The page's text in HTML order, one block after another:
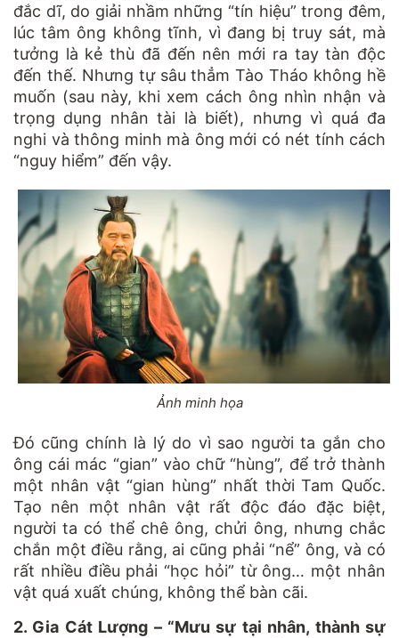
đắc dĩ, do giải nhầm những “tín hiệu” trong đêm,
lúc tâm ông không tĩnh, vì đang bị truy sát, mà
tưởng là kẻ thù đã đến nên mới ra tay tàn độc
đến thế. Nhưng tự sâu thẳm Tào Tháo không hề
muốn (sau này, khi xem cách ông nhìn nhận và
trọng dụng nhân tài là biết), nhưng vì quá đa
nghi và thông minh mà ông mới có nét tính cách
“nguy hiểm” đến vậy.
Ảnh minh họa
Đó cũng chính là lý do vì sao người ta gắn cho
ông cái mác “gian” vào chữ “hùng”, để trở thành
một nhân vật “gian hùng” nhất thời Tam Quốc.
Tạo nên một nhân vật rất độc đáo đặc biệt,
người ta có thể chê ông, chửi ông, nhưng chắc
chắn một điều rằng, ai cũng phải “nể” ông, và có
rất nhiều điều phải “học hỏi” từ ông… một nhân
vật quá xuất chúng, không thể bàn cãi.
2. Gia Cát Lượng – “Mưu sự tại nhân, thành sự